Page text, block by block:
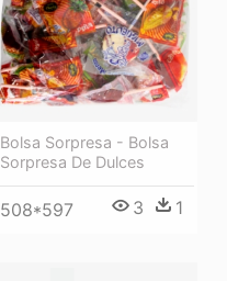
Bolsa Sorpresa - Bolsa
Sorpresa De Dulces
508*597 3 1